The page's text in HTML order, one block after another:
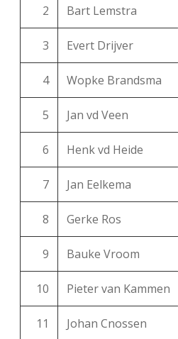
2 Bart Lemstra
3 Evert Drijver
4 Wopke Brandsma
5 Jan vd Veen
6 Henk vd Heide
7 Jan Eelkema
8 Gerke Ros
9 Bauke Vroom
10 Pieter van Kammen
11 Johan Cnossen